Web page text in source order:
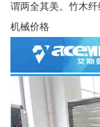
谓两全其美。竹木
机械价格